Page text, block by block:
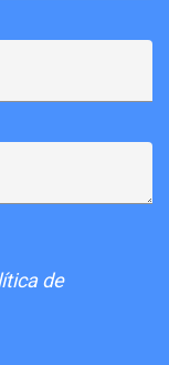
de